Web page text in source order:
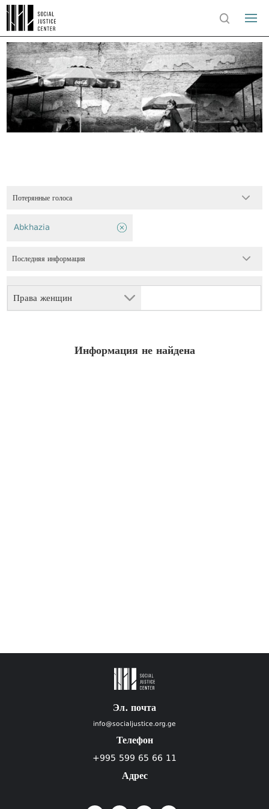
Потерянные голоса
Права женщин
Abkhazia
Последняя информация
Информация не найдена
Эл. почта
info@socialjustice.org.ge
Телефон
+995 599 65 66 11
Адрес